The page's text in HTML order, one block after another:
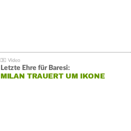
Letzte Ehre für Baresi:
MILAN TRAUERT UM IKONE